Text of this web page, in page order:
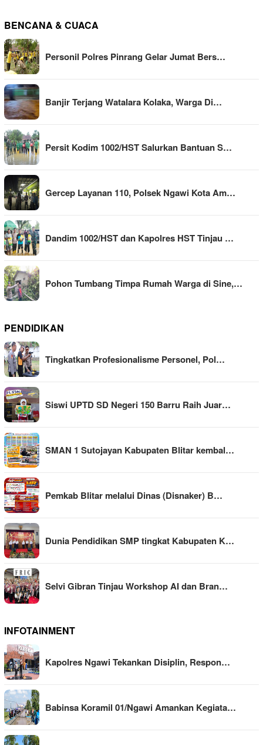
BENCANA & CUACA
Personil Polres Pinrang Gelar Jumat Bers…
Banjir Terjang Watalara Kolaka, Warga Di…
Persit Kodim 1002/HST Salurkan Bantuan S…
Gercep Layanan 110, Polsek Ngawi Kota Am…
Dandim 1002/HST dan Kapolres HST Tinjau …
Pohon Tumbang Timpa Rumah Warga di Sine,…
PENDIDIKAN
Tingkatkan Profesionalisme Personel, Pol…
Siswi UPTD SD Negeri 150 Barru Raih Juar…
SMAN 1 Sutojayan Kabupaten Blitar kembal…
Pemkab Blitar melalui Dinas (Disnaker) B…
Dunia Pendidikan SMP tingkat Kabupaten K…
Selvi Gibran Tinjau Workshop AI dan Bran…
INFOTAINMENT
Kapolres Ngawi Tekankan Disiplin, Respon…
Babinsa Koramil 01/Ngawi Amankan Kegiata…